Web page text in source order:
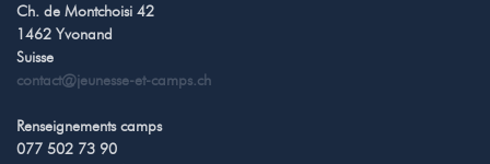
Ch. de Montchoisi 42
1462 Yvonand
Suisse
contact@jeunesse-et-camps.ch
Renseignements camps
077 502 73 90